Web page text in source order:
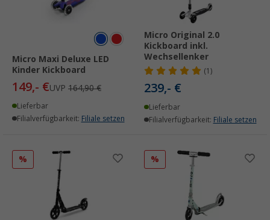
Micro Maxi Deluxe LED
Kinder Kickboard
149,- €UVP 164,90 €
Lieferbar
Filialverfügbarkeit: Filiale setzen
Micro Original 2.0
Kickboard inkl.
Wechsellenker
(1)
239,- €
Lieferbar
Filialverfügbarkeit: Filiale setzen
% %